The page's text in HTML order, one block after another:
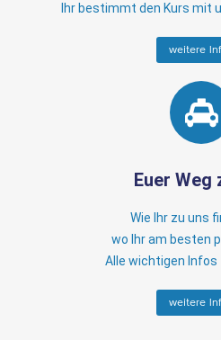
Ihr bestimmt den Kurs mit
weitere
Euer Weg
Wie Ihr zu uns
wo Ihr am besten
Alle wichtigen Infos
weitere